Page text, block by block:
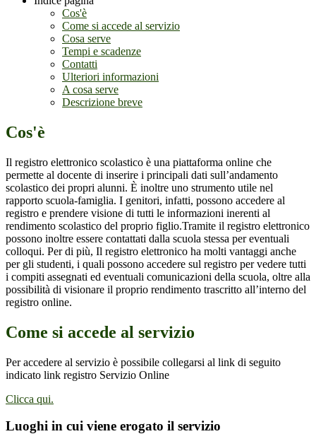
Cos'è
Come si accede al servizio
Cosa serve
Tempi e scadenze
Contatti
Ulteriori informazioni
A cosa serve
Descrizione breve
Cos'è
Il registro elettronico scolastico è una piattaforma online che
permette al docente di inserire i principali dati sull’andamento
scolastico dei propri alunni. È inoltre uno strumento utile nel
rapporto scuola-famiglia. I genitori, infatti, possono accedere al
registro e prendere visione di tutti le informazioni inerenti al
rendimento scolastico del proprio figlio.Tramite il registro elettronico
possono inoltre essere contattati dalla scuola stessa per eventuali
colloqui. Per di più, Il registro elettronico ha molti vantaggi anche
per gli studenti, i quali possono accedere sul registro per vedere tutti
i compiti assegnati ed eventuali comunicazioni della scuola, oltre alla
possibilità di visionare il proprio rendimento trascritto all’interno del
registro online.
Come si accede al servizio
Per accedere al servizio è possibile collegarsi al link di seguito
indicato link registro Servizio Online
Clicca qui.
Luoghi in cui viene erogato il servizio